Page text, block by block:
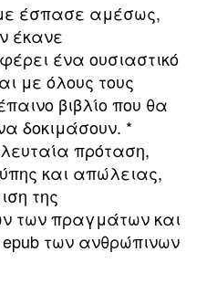
έσπασε αμέσως,
έκανε
ένα ουσιαστικό
με όλους τους
βιβλίο που θα
δοκιμάσουν. *
πρόταση,
και απώλειας,
της
των πραγμάτων και
των ανθρώπινων